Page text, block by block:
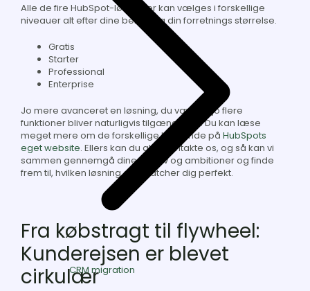
CRM migration
Alle de fire HubSpot-løsninger kan vælges i forskellige
niveauer alt efter dine behov og din forretnings størrelse.
Gratis
Starter
Professional
Enterprise
Jo mere avanceret en løsning, du vælger, jo flere
funktioner bliver naturligvis tilgængelige. Du kan læse
meget mere om de forskellige Hubs inde på HubSpots
eget website. Ellers kan du altid kontakte os, og så kan vi
sammen gennemgå dine behov og ambitioner og finde
frem til, hvilken løsning der matcher dig perfekt.
Fra købstragt til flywheel:
Kunderejsen er blevet
cirkulær